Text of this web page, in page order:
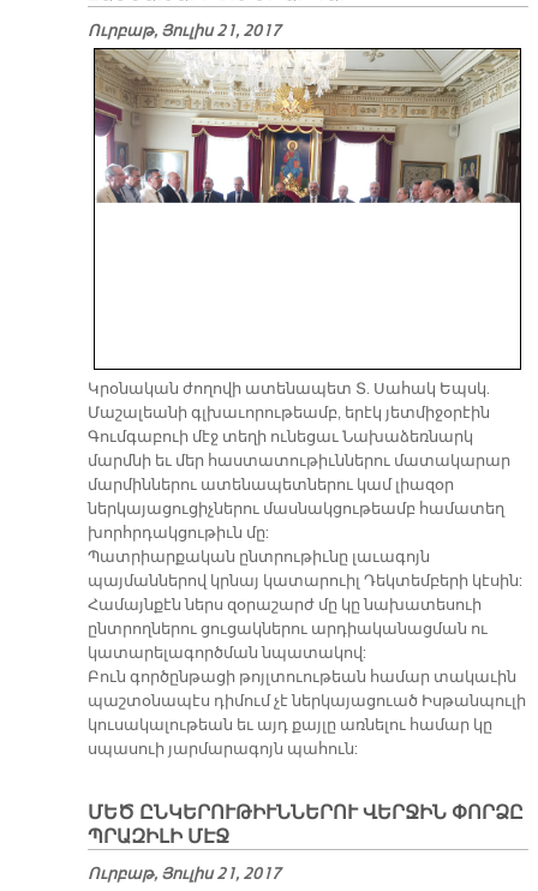
Ուրբաթ, Յուլիս 21, 2017
Կրօնական ժողովի ատենապետ Տ. Սահակ Եպսկ.
Մաշալեանի գլխաւորութեամբ, երէկ յետմիջօրէին
Գումգաբուի մէջ տեղի ունեցաւ Նախաձեռնարկ
մարմնի եւ մեր հաստատութիւններու մատակարար
մարմիններու ատենապետներու կամ լիազօր
ներկայացուցիչներու մասնակցութեամբ համատեղ
խորհրդակցութիւն մը:
Պատրիարքական ընտրութիւնը լաւագոյն
պայմաններով կրնայ կատարուիլ Դեկտեմբերի կէսին:
Համայնքէն ներս զօրաշարժ մը կը նախատեսուի
ընտրողներու ցուցակներու արդիականացման ու
կատարելագործման նպատակով:
Բուն գործընթացի թոյլտուութեան համար տակաւին
պաշտօնապէս դիմում չէ ներկայացուած Իսթանպուլի
կուսակալութեան եւ այդ քայլը առնելու համար կը
սպասուի յարմարագոյն պահուն:
ՄԵԾ ԸՆ­ԿԵ­ՐՈՒ­ԹԻՒՆ­ՆԵ­ՐՈՒ ՎԵՐ­ՋԻՆ ՓՈՐ­ՁԸ
ՊՐԱ­ԶԻ­ԼԻ ՄԷՋ
Ուրբաթ, Յուլիս 21, 2017